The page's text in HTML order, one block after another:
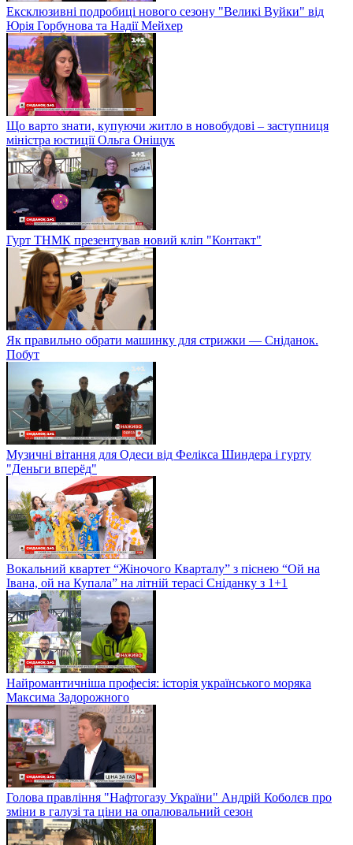
Ексклюзивні подробиці нового сезону "Великі Вуйки" від
Юрія Горбунова та Надії Мейхер
Що варто знати, купуючи житло в новобудові – заступниця
міністра юстиції Ольга Оніщук
Гурт ТНМК презентував новий кліп "Контакт"
Як правильно обрати машинку для стрижки — Сніданок.
Побут
Музичні вітання для Одеси від Фелікса Шиндера і гурту
"Деньги вперёд"
Вокальний квартет “Жіночого Кварталу” з піснею “Ой на
Івана, ой на Купала” на літній терасі Сніданку з 1+1
Найромантичніша професія: історія українського моряка
Максима Задорожного
Голова правління "Нафтогазу України" Андрій Коболєв про
зміни в галузі та ціни на опалювальний сезон